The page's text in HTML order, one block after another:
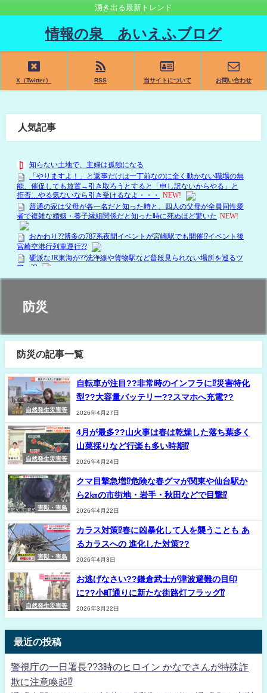
湧き出る最新トレンド
情報の泉 あいえふブログ
X（Twitter） RSS 当サイトについて お問い合わせ
人気記事
防災
防災の記事一覧
自然発生災害等
自転車が注目??非常時のインフラに⁉災害特化
型??大容量バッテリー??スマホへ充電??
2026年4月27日
自然発生災害等
4月が最多??山火事は春は乾燥した落ち葉多く
山菜採りなど行楽も多い時期⁉
2026年4月24日
害獣・害鳥
クマ目撃急増⁉危険な春グマが関東や仙台駅か
ら2㎞の市街地・岩手・秋田などで目撃⁉
2026年4月22日
害獣・害鳥
カラス対策⁉春に凶暴化して人を襲うことも あ
るカラスへの 進化した対策??
2026年4月3日
自然発生災害等
お逃げなさい??鎌倉武士が津波避難の目印
に??小町通りに新たな街路灯フラッグ⁉
2026年3月22日
最近の投稿
警視庁の一日署長??3時のヒロイン かなでさんが特殊詐
欺に注意喚起⁉